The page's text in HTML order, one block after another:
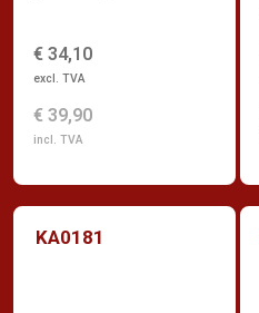
€ 34,10
excl. TVA
€ 39,90
incl. TVA
KA0181